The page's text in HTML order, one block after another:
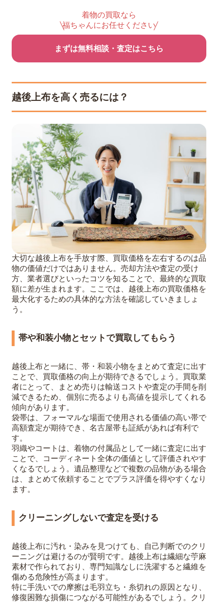
着物の買取なら
福ちゃんにお任せください
まずは無料相談・査定はこちら
越後上布を高く売るには？
大切な越後上布を手放す際、買取価格を左右するのは品
物の価値だけではありません。売却方法や査定の受け
方、業者選びといったコツを知ることで、最終的な買取
額に差が生まれます。ここでは、越後上布の買取価格を
最大化するための具体的な方法を確認していきましょ
う。
帯や和装小物とセットで買取してもらう
越後上布と一緒に、帯・和装小物をまとめて査定に出す
ことで、買取価格の向上が期待できるでしょう。買取業
者にとって、まとめ売りは輸送コストや査定の手間を削
減できるため、個別に売るよりも高値を提示してくれる
傾向があります。
袋帯は、フォーマルな場面で使用される価値の高い帯で
高額査定が期待でき、名古屋帯も証紙があれば有利で
す。
羽織やコートは、着物の付属品として一緒に査定に出す
ことで、コーディネート全体の価値として評価されやす
くなるでしょう。遺品整理などで複数の品物がある場合
は、まとめて依頼することでプラス評価を得やすくなり
ます。
クリーニングしないで査定を受ける
越後上布に汚れ・染みを見つけても、自己判断でのクリ
ーニングは避けるのが賢明です。越後上布は繊細な苧麻
素材で作られており、専門知識なしに洗濯すると繊維を
傷める危険性が高まります。
特に手洗いでの摩擦は毛羽立ち・糸切れの原因となり、
修復困難な損傷につながる可能性があるでしょう。クリ